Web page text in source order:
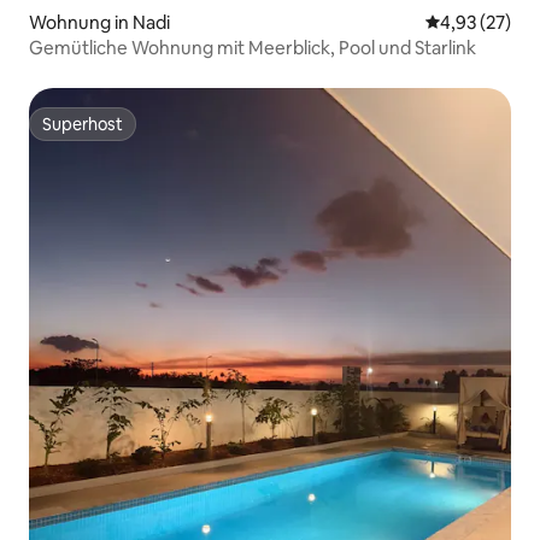
Wohnung in Nadi
4,93 (27)
Gemütliche Wohnung mit Meerblick, Pool und Starlink
Superhost
Superhost